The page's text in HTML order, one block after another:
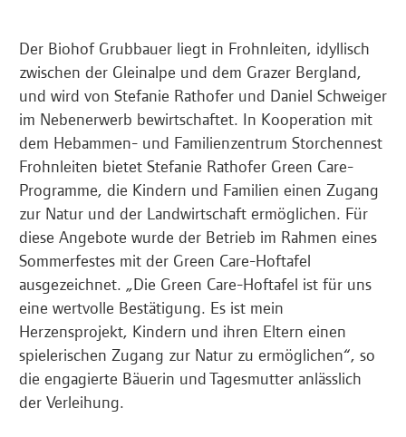
Der Biohof Grubbauer liegt in Frohnleiten, idyllisch
zwischen der Gleinalpe und dem Grazer Bergland,
und wird von Stefanie Rathofer und Daniel Schweiger
im Nebenerwerb bewirtschaftet. In Kooperation mit
dem Hebammen- und Familienzentrum Storchennest
Frohnleiten bietet Stefanie Rathofer Green Care-
Programme, die Kindern und Familien einen Zugang
zur Natur und der Landwirtschaft ermöglichen. Für
diese Angebote wurde der Betrieb im Rahmen eines
Sommerfestes mit der Green Care-Hoftafel
ausgezeichnet. „Die Green Care-Hoftafel ist für uns
eine wertvolle Bestätigung. Es ist mein
Herzensprojekt, Kindern und ihren Eltern einen
spielerischen Zugang zur Natur zu ermöglichen“, so
die engagierte Bäuerin und Tagesmutter anlässlich
der Verleihung.